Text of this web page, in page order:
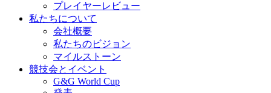
プレイヤーレビュー
私たちについて
会社概要
私たちのビジョン
マイルストーン
競技会とイベント
G&G World Cup